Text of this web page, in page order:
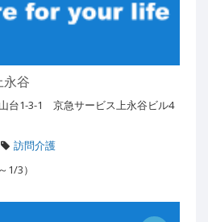
永谷
台1-3-1 京急サービス上永谷ビル4
訪問介護
1/3）